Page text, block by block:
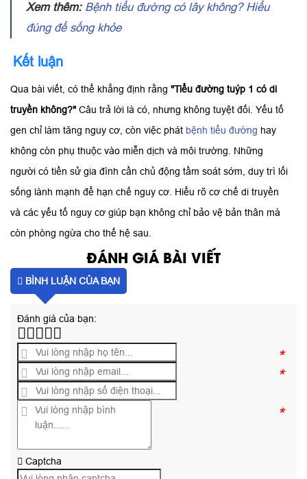
Xem thêm: Bệnh tiểu đường có lây không? Hiểu
đúng để sống khỏe
Kết luận
Qua bài viết, có thể khẳng định rằng "Tiểu đường tuýp 1 có di
truyền không?" Câu trả lời là có, nhưng không tuyệt đối. Yếu tố
gen chỉ làm tăng nguy cơ, còn việc phát bệnh tiểu đường hay
không còn phụ thuộc vào miễn dịch và môi trường. Những
người có tiền sử gia đình cần chủ động tầm soát sớm, duy trì lối
sống lành mạnh để hạn chế nguy cơ. Hiểu rõ cơ chế di truyền
và các yếu tố nguy cơ giúp bạn không chỉ bảo vệ bản thân mà
còn phòng ngừa cho thế hệ sau.
ĐÁNH GIÁ BÀI VIẾT
BÌNH LUẬN CỦA BẠN
Đánh giá của bạn:
*
*
*
Captcha